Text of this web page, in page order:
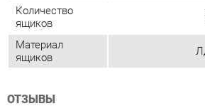
Пока нет отзывов, поделитесь первым
ПОХОЖИЕ ТОВАРЫ